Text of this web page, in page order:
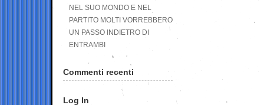
NEL SUO MONDO E NEL
PARTITO MOLTI VORREBBERO
UN PASSO INDIETRO DI
ENTRAMBI
Commenti recenti
Log In